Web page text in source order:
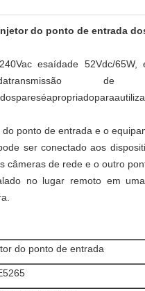
do ponto de entrada
esaídade 52Vdc/65W,
de
ponto de entrada e o
ser conectado aos
câmeras de rede e o outro
no lugar remoto em
do ponto de entrada